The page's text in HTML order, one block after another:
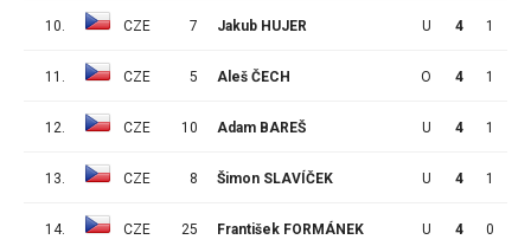
10. CZE 7 Jakub HUJER U 4 1
11. CZE 5 Aleš ČECH O 4 1
12. CZE 10 Adam BAREŠ U 4 1
13. CZE 8 Šimon SLAVÍČEK U 4 1
14. CZE 25 František FORMÁNEK U 4 0